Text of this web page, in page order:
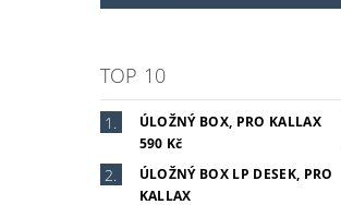
TOP 10
ÚLOŽNÝ BOX, PRO KALLAX
590 Kč
ÚLOŽNÝ BOX LP DESEK, PRO
KALLAX